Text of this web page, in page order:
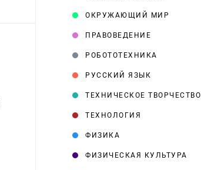
ОКРУЖАЮЩИЙ МИР
ПРАВОВЕДЕНИЕ
РОБОТОТЕХНИКА
РУССКИЙ ЯЗЫК
ТЕХНИЧЕСКОЕ ТВОРЧЕСТВО
ТЕХНОЛОГИЯ
ФИЗИКА
ФИЗИЧЕСКАЯ КУЛЬТУРА